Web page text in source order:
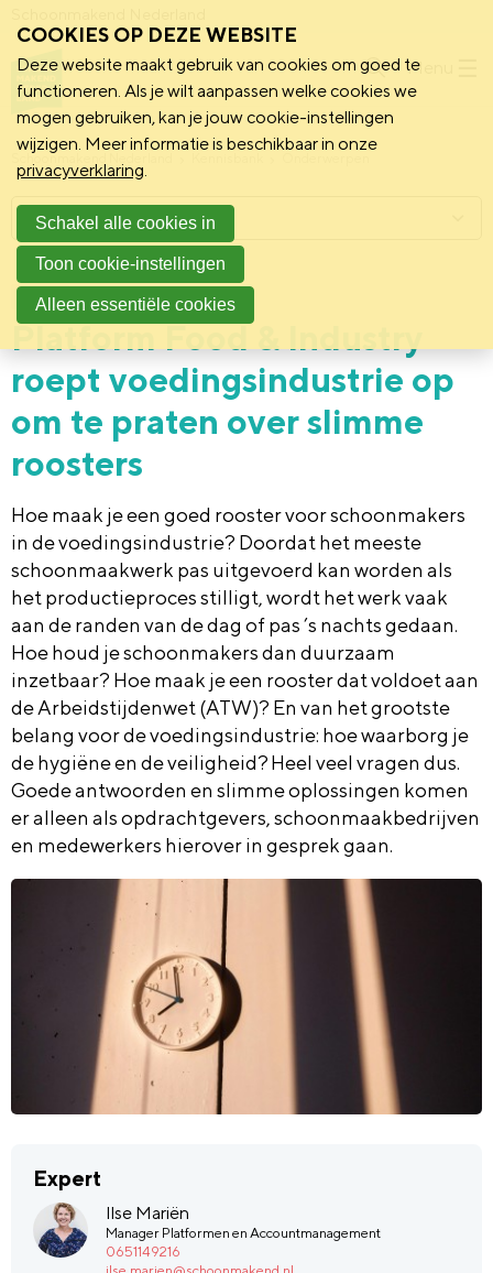
Menu
Schoonmakend Nederland
Praktijk 12 september 2024
Platform Food & Industry
roept voedingsindustrie op
om te praten over slimme
roosters
Hoe maak je een goed rooster voor schoonmakers
in de voedingsindustrie? Doordat het meeste
schoonmaakwerk pas uitgevoerd kan worden als
het productieproces stilligt, wordt het werk vaak
aan de randen van de dag of pas ’s nachts gedaan.
Hoe houd jeschoonmakers dan duurzaam
inzetbaar? Hoe maak je een rooster dat voldoet aan
de Arbeidstijdenwet (ATW)? En van het grootste
belang voor de voedingsindustrie: hoe waarborg je
de hygiëne en de veiligheid? Heel veel vragen dus.
Goede antwoorden en slimme oplossingen komen
er alleen als opdrachtgevers, schoonmaakbedrijven
en medewerkers hierover in gesprek gaan.
Expert
Ilse Mariën
Manager Platformen en Accountmanagement
0651149216
Menu
COOKIES OP DEZE WEBSITE
Deze website maakt gebruik van cookies om goed te
functioneren. Als je wilt aanpassen welke cookies we
mogen gebruiken, kan je jouw cookie-instellingen
wijzigen. Meer informatie is beschikbaar in onze
privacyverklaring.
Schakel alle cookies in
Toon cookie-instellingen
Alleen essentiële cookies